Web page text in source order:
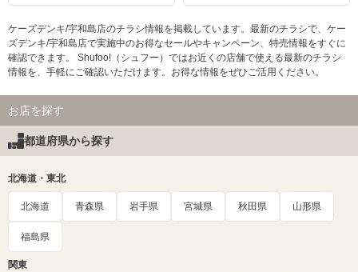
ケーズデンキ/宇和島店のチラシ情報を掲載しています。最新のチラシで、ケー
ズデンキ/宇和島店で実施中のお得なセールやキャンペーン、特売情報をすぐに
確認できます。 Shufoo!（シュフー）ではお近くの店舗で使える最新のチラシ
情報を、手軽にご確認いただけます。お得な情報をぜひご活用ください。
お店を探す
都道府県から探す
北海道・東北
北海道 青森県 岩手県 宮城県 秋田県 山形県
福島県
関東